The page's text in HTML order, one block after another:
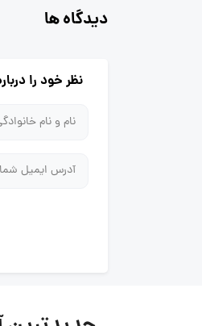
دیدگاه ها
نظر خود را